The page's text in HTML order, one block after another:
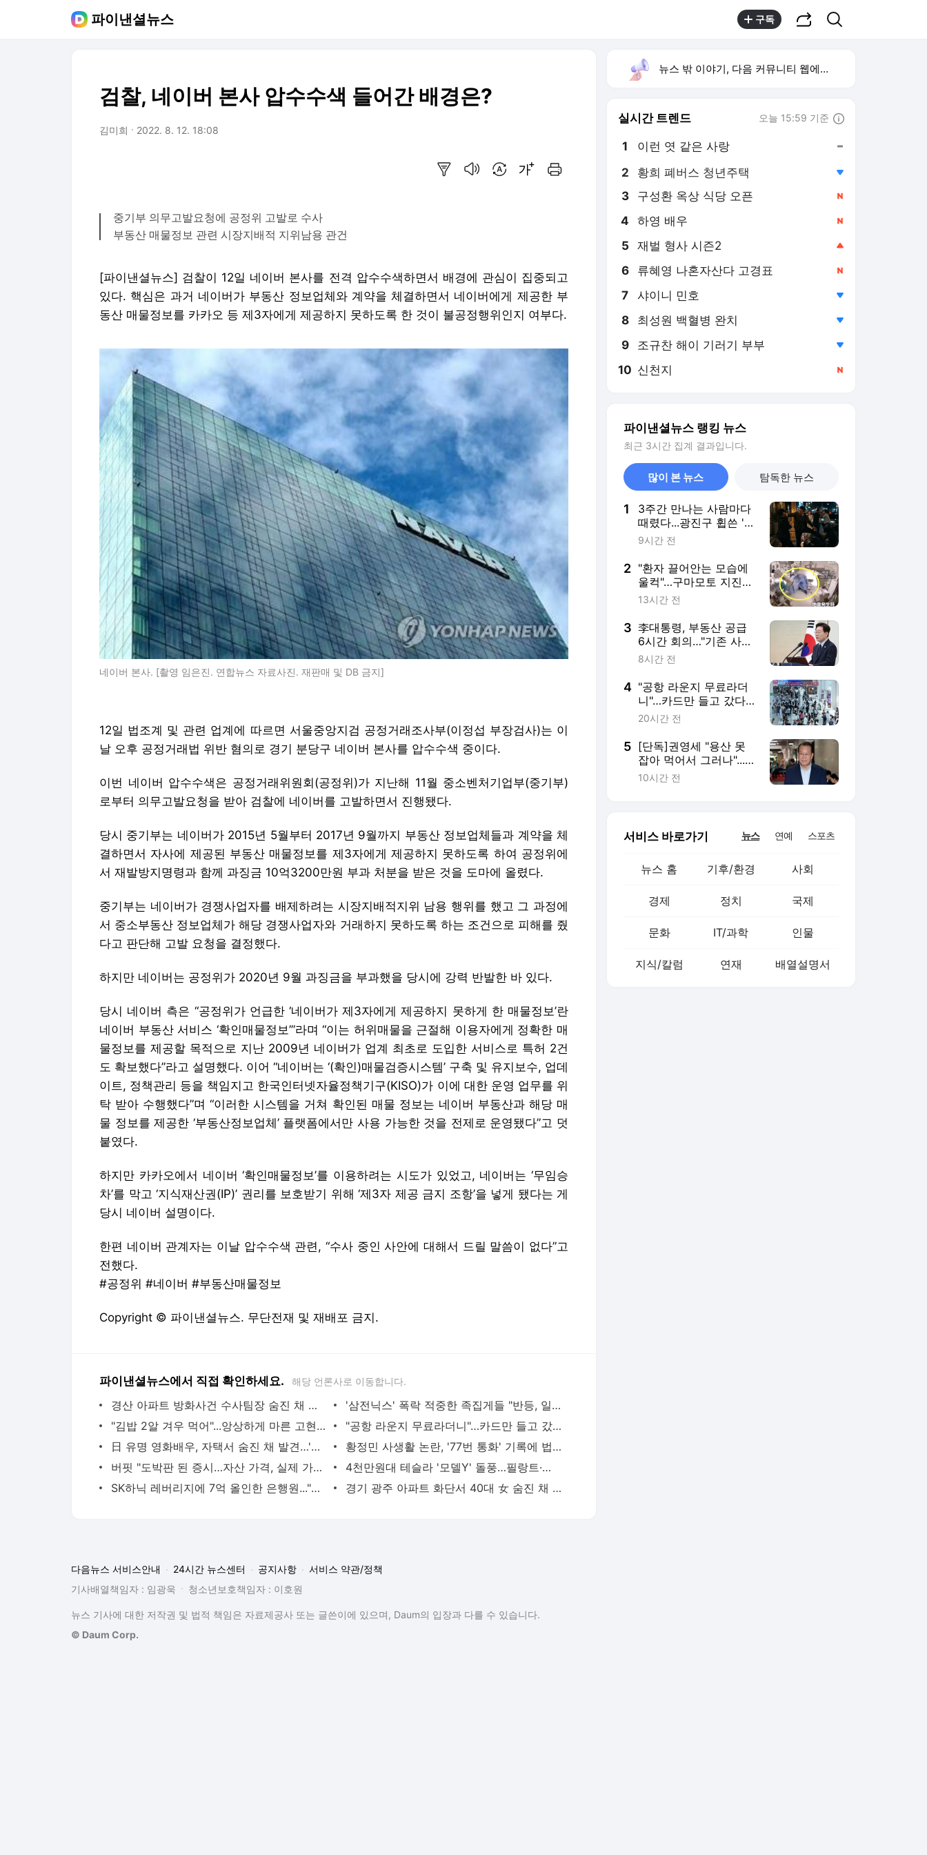
파이낸셜뉴스 구독
검찰, 네이버 본사 압수수색 들어간 배경은?
김미희 2022. 8. 12. 18:08
중기부 의무고발요청에 공정위 고발로 수사
부동산 매물정보 관련 시장지배적 지위남용 관건
[파이낸셜뉴스] 검찰이 12일 네이버 본사를 전격 압수수색하면서 배경에 관심이 집중되고
있다. 핵심은 과거 네이버가 부동산 정보업체와 계약을 체결하면서 네이버에게 제공한 부
동산 매물정보를 카카오 등 제3자에게 제공하지 못하도록 한 것이 불공정행위인지 여부다.
네이버 본사. [촬영 임은진. 연합뉴스 자료사진. 재판매 및 DB 금지]
12일 법조계 및 관련 업계에 따르면 서울중앙지검 공정거래조사부(이정섭 부장검사)는 이
날 오후 공정거래법 위반 혐의로 경기 분당구 네이버 본사를 압수수색 중이다.
이번 네이버 압수수색은 공정거래위원회(공정위)가 지난해 11월 중소벤처기업부(중기부)
로부터 의무고발요청을 받아 검찰에 네이버를 고발하면서 진행됐다.
당시 중기부는 네이버가 2015년 5월부터 2017년 9월까지 부동산 정보업체들과 계약을 체
결하면서 자사에 제공된 부동산 매물정보를 제3자에게 제공하지 못하도록 하여 공정위에
서 재발방지명령과 함께 과징금 10억3200만원 부과 처분을 받은 것을 도마에 올렸다.
중기부는 네이버가 경쟁사업자를 배제하려는 시장지배적지위 남용 행위를 했고 그 과정에
서 중소부동산 정보업체가 해당 경쟁사업자와 거래하지 못하도록 하는 조건으로 피해를 줬
다고 판단해 고발 요청을 결정했다.
하지만 네이버는 공정위가 2020년 9월 과징금을 부과했을 당시에 강력 반발한 바 있다.
당시 네이버 측은 “공정위가 언급한 ‘네이버가 제3자에게 제공하지 못하게 한 매물정보’란
네이버 부동산 서비스 ‘확인매물정보’”라며 “이는 허위매물을 근절해 이용자에게 정확한 매
물정보를 제공할 목적으로 지난 2009년 네이버가 업계 최초로 도입한 서비스로 특허 2건
도 확보했다”라고 설명했다. 이어 “네이버는 ‘(확인)매물검증시스템’ 구축 및 유지보수, 업데
이트, 정책관리 등을 책임지고 한국인터넷자율정책기구(KISO)가 이에 대한 운영 업무를 위
탁 받아 수행했다”며 “이러한 시스템을 거쳐 확인된 매물 정보는 네이버 부동산과 해당 매
물 정보를 제공한 ‘부동산정보업체’ 플랫폼에서만 사용 가능한 것을 전제로 운영됐다”고 덧
붙였다.
하지만 카카오에서 네이버 ‘확인매물정보’를 이용하려는 시도가 있었고, 네이버는 ‘무임승
차’를 막고 ‘지식재산권(IP)’ 권리를 보호받기 위해 ‘제3자 제공 금지 조항’을 넣게 됐다는 게
당시 네이버 설명이다.
한편 네이버 관계자는 이날 압수수색 관련, “수사 중인 사안에 대해서 드릴 말씀이 없다”고
전했다.
#공정위 #네이버 #부동산매물정보
Copyright © 파이낸셜뉴스. 무단전재 및 재배포 금지.
파이낸셜뉴스에서 직접 확인하세요. 해당 언론사로 이동합니다.
경산 아파트 방화사건 수사팀장 숨진 채 발견…사망 경위 조사
'삼전닉스' 폭락 적중한 족집게들 "반등, 일회성 아니다"면서... AI 과잉투자엔 '우려'
"김밥 2알 겨우 먹어"...앙상하게 마른 고현정, 다이어트 아닌 '음식 공포증' 고백 [헬스톡]
"공항 라운지 무료라더니"…카드만 들고 갔다간 '헛걸음'
日 유명 영화배우, 자택서 숨진 채 발견…'마약투약 혐의'
황정민 사생활 논란, '77번 통화' 기록에 법조계 주목
버핏 "도박판 된 증시…자산 가격, 실제 가치보다 비싸"
4천만원대 테슬라 '모델Y' 돌풍…필랑트·액티언 판매 '직격탄'
SK하닉 레버리지에 7억 올인한 은행원..."한 달 만에 5억 증발" 멘붕
경기 광주 아파트 화단서 40대 女 숨진 채 발견…시신 옆엔 '이불'
뉴스 밖 이야기, 다음 커뮤니티 웹에서 보기
실시간 트렌드 오늘 15:59 기준
1 이런 엿 같은 사랑
2 황희 폐버스 청년주택
3 구성환 옥상 식당 오픈
4 하영 배우
5 재벌 형사 시즌2
6 류혜영 나혼자산다 고경표
7 샤이니 민호
8 최성원 백혈병 완치
9 조규찬 해이 기러기 부부
10 신천지
파이낸셜뉴스 랭킹 뉴스
최근 3시간 집계 결과입니다.
많이 본 뉴스 탐독한 뉴스
1
3주간 만나는 사람마다
때렸다...광진구 휩쓴 '상
습폭행'의 전말 [사건실
9시간 전
2 "환자 끌어안는 모습에
울컥"…구마모토 지진
순간 日 수술실 CCTV
13시간 전
3 李대통령, 부동산 공급
6시간 회의…"기존 사고
방식 매달리지 말고 과
8시간 전
4 "공항 라운지 무료라더
니"…카드만 들고 갔다
간 '헛걸음'
20시간 전
5 [단독]권영세 "용산 못
잡아 먹어서 그러나"...내
일 어린이정원서 성명
10시간 전
서비스 바로가기 뉴스 연예 스포츠
뉴스 홈 기후/환경 사회
경제 정치 국제
문화 IT/과학 인물
지식/칼럼 연재 배열설명서
다음뉴스 서비스안내 24시간 뉴스센터 공지사항
서비스 약관/정책
기사배열책임자 : 임광욱
청소년보호책임자 : 이호원
뉴스 기사에 대한 저작권 및 법적 책임은 자료제공사 또는 글쓴이에 있으며, Daum의 입장과 다를 수 있습니다.
© Daum Corp.